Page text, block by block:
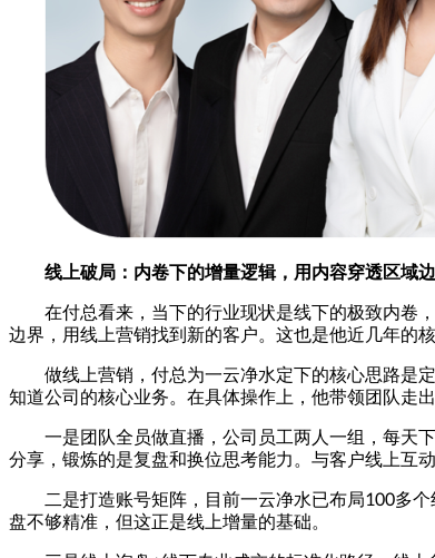
线上破局：内卷下的增量逻辑，用内容穿透区域
在付总看来，当下的行业现状是线下的极致内卷
边界，用线上营销找到新的客户。这也是他近几年的
做线上营销，付总为一云净水定下的核心思路是
知道公司的核心业务。在具体操作上，他带领团队走
一是团队全员做直播，公司员工两人一组，每天
分享，锻炼的是复盘和换位思考能力。与客户线上互
二是打造账号矩阵，目前一云净水已布局100多
盘不够精准，但这正是线上增量的基础。